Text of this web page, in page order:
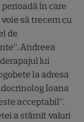
în care
să trecem cu
de
Andreea
lui
la adresa
Ioana
acceptabil”.
a stârnit valuri